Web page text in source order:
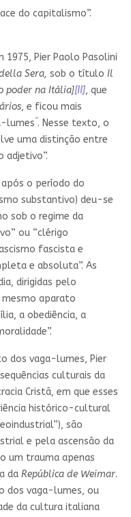
do capitalismo”.
Pier Paolo Pasolini
Sera, sob o título Il
poder na Itália][II], que
, e ficou mais
lumes”. Nesse texto, o
uma distinção entre
adjetivo”.
o período do
substantivo) deu-se
sob o regime da
ou “clérigo
fascista e
e absoluta”. As
dirigidas pelo
mesmo aparato
a obediência, a
dos vaga-lumes, Pier
culturais da
Cristã, em que esses
histórico-cultural
são
e pela ascensão da
um trauma apenas
da República de Weimar.
dos vaga-lumes, ou
da cultura italiana